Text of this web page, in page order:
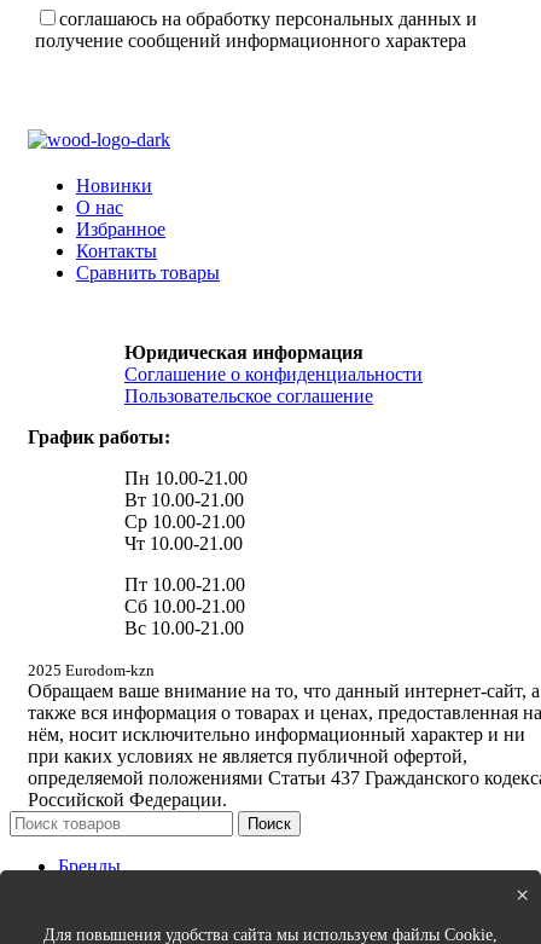
соглашаюсь на обработку персональных данных и
получение сообщений информационного характера
Новинки
О нас
Избранное
Контакты
Сравнить товары
Юридическая информация
Соглашение о конфиденциальности
Пользовательское соглашение
График работы:
Пн 10.00-21.00
Вт 10.00-21.00
Ср 10.00-21.00
Чт 10.00-21.00
Пт 10.00-21.00
Сб 10.00-21.00
Вс 10.00-21.00
2025 Eurodom-kzn
Обращаем ваше внимание на то, что данный интернет-сайт, а
также вся информация о товарах и ценах, предоставленная на
нём, носит исключительно информационный характер и ни
при каких условиях не является публичной офертой,
определяемой положениями Статьи 437 Гражданского
Российской Федерации.
Поиск
Бренды
Спальня
×
Для повышения удобства сайта мы используем файлы Cookie,